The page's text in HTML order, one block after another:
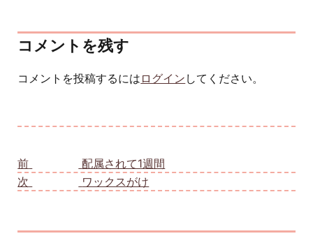
コメントを残す
コメントを投稿するには ログイン してください。
前
配属されて1週間
次
ワックスがけ